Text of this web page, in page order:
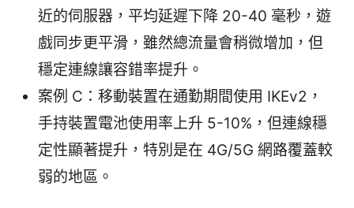
近的伺服器，平均延遲下降 20-40 毫秒，遊
戲同步更平滑，雖然總流量會稍微增加，但
穩定連線讓容錯率提升。
案例 C：移動裝置在通勤期間使用 IKEv2，
手持裝置電池使用率上升 5-10%，但連線穩
定性顯著提升，特別是在 4G/5G 網路覆蓋較
弱的地區。